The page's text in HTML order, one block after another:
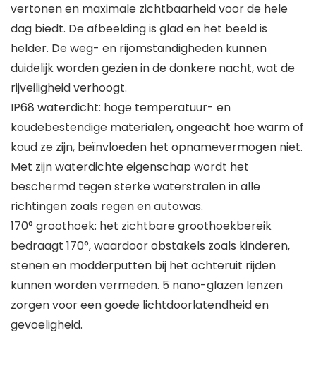
vertonen en maximale zichtbaarheid voor de hele
dag biedt. De afbeelding is glad en het beeld is
helder. De weg- en rijomstandigheden kunnen
duidelijk worden gezien in de donkere nacht, wat de
rijveiligheid verhoogt.
IP68 waterdicht: hoge temperatuur- en
koudebestendige materialen, ongeacht hoe warm of
koud ze zijn, beïnvloeden het opnamevermogen niet.
Met zijn waterdichte eigenschap wordt het
beschermd tegen sterke waterstralen in alle
richtingen zoals regen en autowas.
170° groothoek: het zichtbare groothoekbereik
bedraagt 170°, waardoor obstakels zoals kinderen,
stenen en modderputten bij het achteruit rijden
kunnen worden vermeden. 5 nano-glazen lenzen
zorgen voor een goede lichtdoorlatendheid en
gevoeligheid.